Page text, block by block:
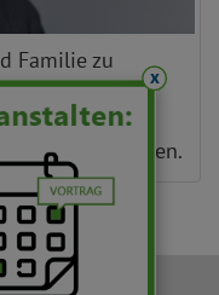
Familie zu
Familie-
großes Anliegen.
x